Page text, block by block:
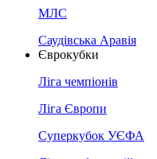
МЛС
Саудівська Аравія
Єврокубки
Ліга чемпіонів
Ліга Європи
Суперкубок УЄФА